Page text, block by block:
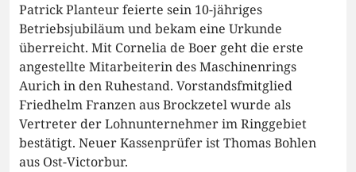
Patrick Planteur feierte sein 10-jähriges
Betriebsjubiläum und bekam eine Urkunde
überreicht. Mit Cornelia de Boer geht die erste
angestellte Mitarbeiterin des Maschinenrings
Aurich in den Ruhestand. Vorstandsfmitglied
Friedhelm Franzen aus Brockzetel wurde als
Vertreter der Lohnunternehmer im Ringgebiet
bestätigt. Neuer Kassenprüfer ist Thomas Bohlen
aus Ost-Victorbur.